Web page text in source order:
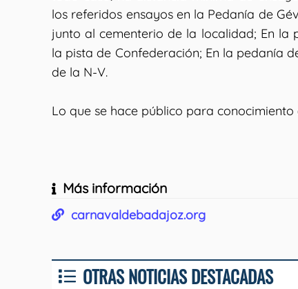
los referidos ensayos en la Pedanía de
junto al cementerio de la localidad; En
la pista de Confederación; En la pedanía
de la N-V.
Lo que se hace público para
Más información
carnavaldebadajoz.org
OTRAS NOTICIAS DESTACADAS